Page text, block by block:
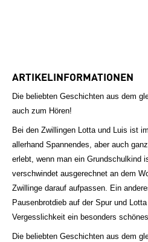
ARTIKELINFORMATIONEN
Die beliebten Geschichten aus dem
auch zum Hören!
Bei den Zwillingen Lotta und Luis ist
allerhand Spannendes, aber auch
erlebt, wenn man ein Grundschulkind
verschwindet ausgerechnet an dem
Zwillinge darauf aufpassen. Ein
Pausenbrotdieb auf der Spur und
Vergesslichkeit ein besonders
Die beliebten Geschichten aus dem